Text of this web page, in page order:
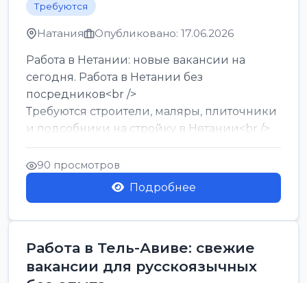
Требуются
Натания Опубликовано: 17.06.2026
Работа в Нетании: новые вакансии на
сегодня. Работа в Нетании без
посредников<br />
Требуются строители, маляры, плиточники
и подсобники на стройку в Нетании<br />
Срочно требуются горничные, уборщи...
90 просмотров
Подробнее
Работа в Тель-Авиве: свежие
вакансии для русскоязычных